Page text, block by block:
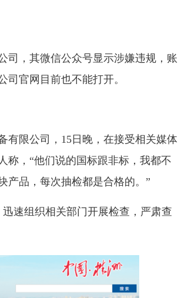
，其微信公众号显示涉嫌违规，账
官网目前也不能打开。
限公司，15日晚，在接受相关媒体
称，“他们说的国标跟非标，我都不
产品，每次抽检都是合格的。”
速组织相关部门开展检查，严肃查